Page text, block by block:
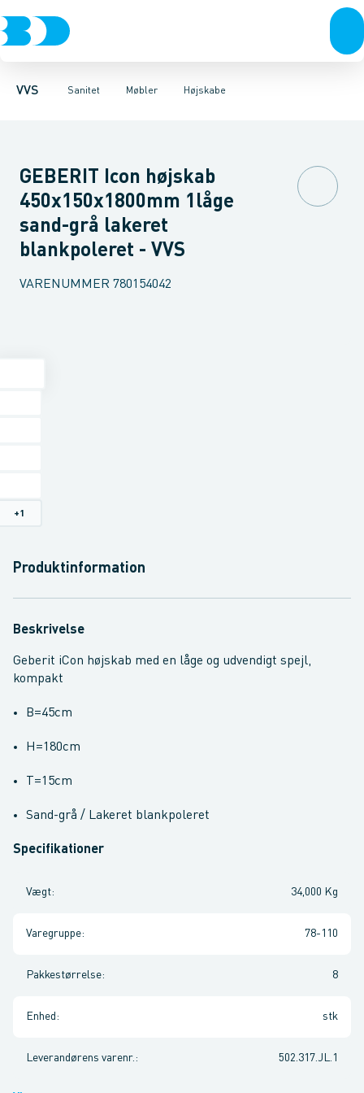
VVS Sanitet
Rør & fittingsPressfittings & rørKuglehaner & ventiler
Møbler
Toiletter, sæder og cisterner VaskeArmaturer
Højskabe
Møbelsæt & pakkerUnderskabeHøjskabe
GEBERIT Icon højskab
450x150x1800mm 1låge
sand-grå lakeret
blankpoleret - VVS
VARENUMMER 780154042
+1
Produktinformation
Beskrivelse
Geberit iCon højskab med en låge og udvendigt spejl,
kompakt
B=45cm
H=180cm
T=15cm
Sand-grå / Lakeret blankpoleret
Specifikationer
Vægt: 34,000 Kg
Varegruppe: 78-110
Pakkestørrelse: 8
Enhed : stk
Leverandørens varenr. : 502.317.JL.1